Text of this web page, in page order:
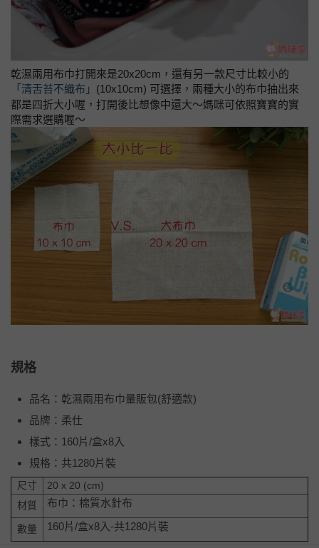
乾濕兩用布巾打開來是20x20cm，還有另一款尺寸比較小的
「清舌苔不織布」 (10x10cm) 可選擇，兩種大小的布巾抽出來
都是四折大小喔，打開後比想像中還大～媽咪可依照寶寶的實
際需求選購喔～
規格
品名：乾濕兩用布巾量販包(舒適款)
品牌：柔仕
樣式：160片/盒x8入
規格：共1280片裝
尺寸
20 x 20 (cm)
材質
布巾：棉質水針布
數量 160片/盒x8入-共1280片裝